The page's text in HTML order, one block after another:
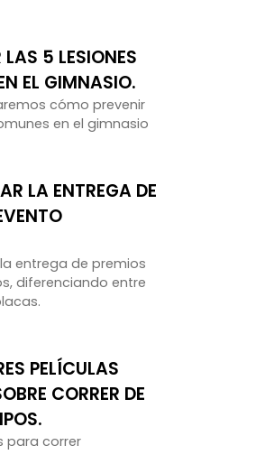
5 LESIONES
EL GIMNASIO.
cómo prevenir
en el gimnasio
LA ENTREGA DE
entrega de premios
diferenciando entre
PELÍCULAS
CORRER DE
para correr